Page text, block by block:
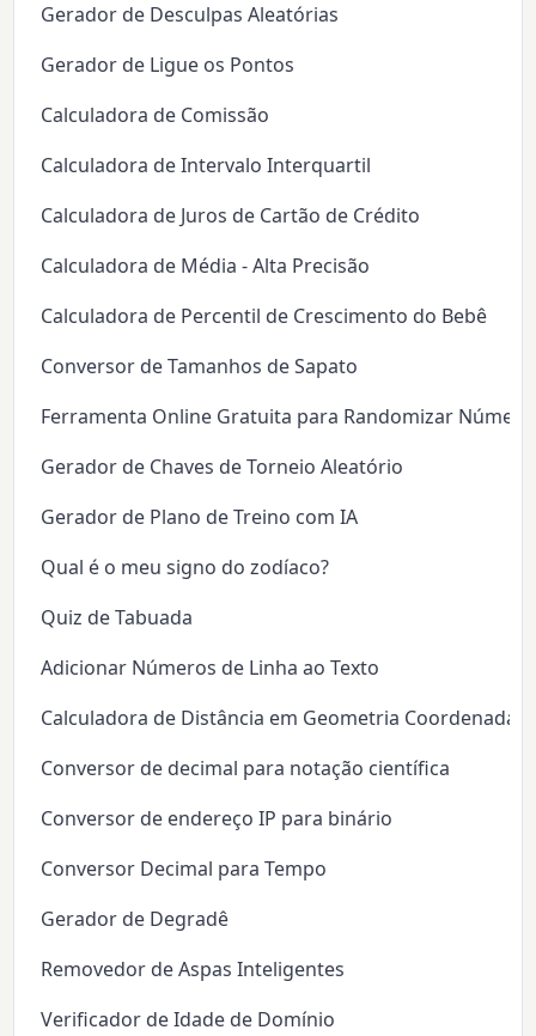
Gerador de Desculpas Aleatórias
Gerador de Ligue os Pontos
Calculadora de Comissão
Calculadora de Intervalo Interquartil
Calculadora de Juros de Cartão de Crédito
Calculadora de Média - Alta Precisão
Calculadora de Percentil de Crescimento do Bebê
Conversor de Tamanhos de Sapato
Ferramenta Online Gratuita para Randomizar
Gerador de Chaves de Torneio Aleatório
Gerador de Plano de Treino com IA
Qual é o meu signo do zodíaco?
Quiz de Tabuada
Adicionar Números de Linha ao Texto
Calculadora de Distância em Geometria Coordenada
Conversor de decimal para notação científica
Conversor de endereço IP para binário
Conversor Decimal para Tempo
Gerador de Degradê
Removedor de Aspas Inteligentes
Verificador de Idade de Domínio